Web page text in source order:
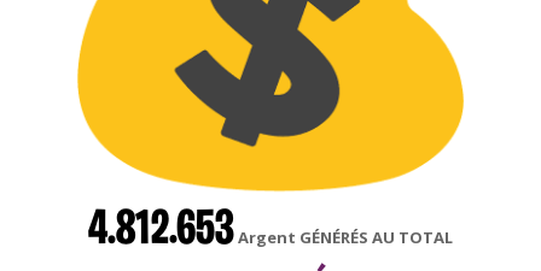
4.812.653Argent GÉNÉRÉS AU TOTAL